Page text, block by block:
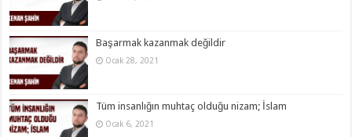
Başarmak kazanmak değildir
Ocak 28, 2021
Tüm insanlığın muhtaç olduğu nizam; İslam
Ocak 6, 2021